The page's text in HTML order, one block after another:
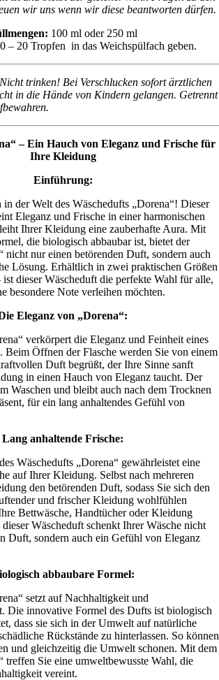
wir uns wenn wir diese beantworten dürfen.
100 ml oder 250 ml
– 20 Tropfen in das Weichspülfach geben.
Nicht trinken! Bei Verschlucken sofort ärztlichen
in die Hände von Kindern gelangen. Getrennt
– Ein Hauch von Eleganz und Frische für
Ihre Kleidung
Einführung:
der Welt des Wäschedufts „Dorena“! Dieser
Eleganz und Frische in einer harmonischen
Ihrer Kleidung eine zauberhafte Aura. Mit
die biologisch abbaubar ist, bietet der
nicht nur einen betörenden Duft, sondern auch
Lösung. Erhältlich in zwei praktischen Größen
dieser Wäscheduft die perfekte Wahl für alle,
besondere Note verleihen möchten.
Eleganz von „Dorena“:
verkörpert die Eleganz und Feinheit eines
Beim Öffnen der Flasche werden Sie von einem
Duft begrüßt, der Ihre Sinne sanft
in einen Hauch von Eleganz taucht. Der
Waschen und bleibt auch nach dem Trocknen
für ein lang anhaltendes Gefühl von
Lang anhaltende Frische:
Wäschedufts „Dorena“ gewährleistet eine
auf Ihrer Kleidung. Selbst nach mehreren
den betörenden Duft, sodass Sie sich den
und frischer Kleidung wohlfühlen
Bettwäsche, Handtücher oder Kleidung
Wäscheduft schenkt Ihrer Wäsche nicht
Duft, sondern auch ein Gefühl von Eleganz
abbaubare Formel:
setzt auf Nachhaltigkeit und
Die innovative Formel des Dufts ist biologisch
dass sie sich in der Umwelt auf natürliche
Rückstände zu hinterlassen. So können
und gleichzeitig die Umwelt schonen. Mit dem
treffen Sie eine umweltbewusste Wahl, die
vereint.